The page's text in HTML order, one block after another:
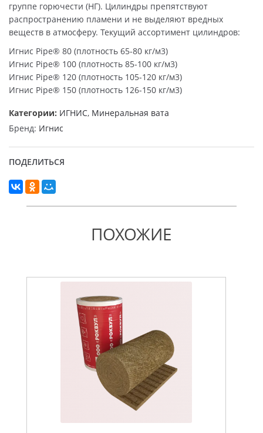
группе горючести (НГ). Цилиндры препятствуют
распространению пламени и не выделяют вредных
веществ в атмосферу. Текущий ассортимент цилиндров:
Игнис Pipe® 80 (плотность 65-80 кг/м3)
Игнис Pipe® 100 (плотность 85-100 кг/м3)
Игнис Pipe® 120 (плотность 105-120 кг/м3)
Игнис Pipe® 150 (плотность 126-150 кг/м3)
Категории: ИГНИС, Минеральная вата
Бренд: Игнис
ПОДЕЛИТЬСЯ
ПОХОЖИЕ